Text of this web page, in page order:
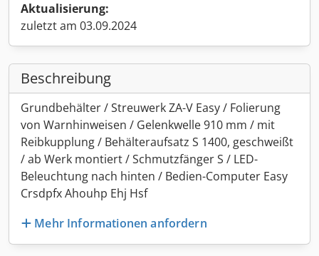
Aktualisierung:
zuletzt am 03.09.2024
Beschreibung
Grundbehälter / Streuwerk ZA-V Easy / Folierung
von Warnhinweisen / Gelenkwelle 910 mm / mit
Reibkupplung / Behälteraufsatz S 1400, geschweißt
/ ab Werk montiert / Schmutzfänger S / LED-
Beleuchtung nach hinten / Bedien-Computer Easy
Crsdpfx Ahouhp Ehj Hsf
Mehr Informationen anfordern